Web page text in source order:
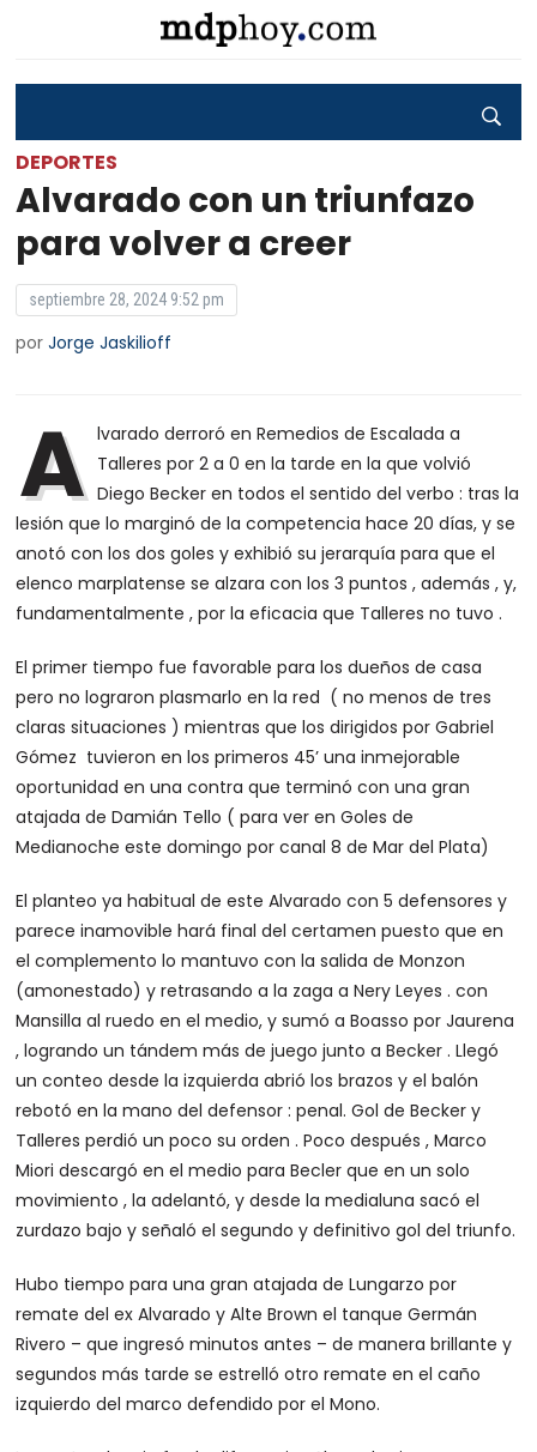
DEPORTES
Alvarado con un triunfazo
para volver a creer
septiembre 28, 2024 9:52 pm
porJorge Jaskilioff
A lvarado derroró en Remedios de Escalada a
Talleres por 2 a 0 en la tarde en la que volvió
Diego Becker en todos el sentido del verbo : tras la
lesión que lo marginó de la competencia hace 20 días, y se
anotó con los dos goles y exhibió su jerarquía para que el
elenco marplatense se alzara con los 3 puntos , además , y,
fundamentalmente , por la eficacia que Talleres no tuvo .
El primer tiempo fue favorable para los dueños de casa
pero no lograron plasmarlo en la red ( no menos de tres
claras situaciones ) mientras que los dirigidos por Gabriel
Gómez tuvieron en los primeros 45’ una inmejorable
oportunidad en una contra que terminó con una gran
atajada de Damián Tello ( para ver en Goles de
Medianoche este domingo por canal 8 de Mar del Plata)
El planteo ya habitual de este Alvarado con 5 defensores y
parece inamovible hará final del certamen puesto que en
el complemento lo mantuvo con la salida de Monzon
(amonestado) y retrasando a la zaga a Nery Leyes . con
Mansilla al ruedo en el medio, y sumó a Boasso por Jaurena
, logrando un tándem más de juego junto a Becker . Llegó
un conteo desde la izquierda abrió los brazos y el balón
rebotó en la mano del defensor : penal. Gol de Becker y
Talleres perdió un poco su orden . Poco después , Marco
Miori descargó en el medio para Becler que en un solo
movimiento , la adelantó, y desde la medialuna sacó el
zurdazo bajo y señaló el segundo y definitivo gol del triunfo.
Hubo tiempo para una gran atajada de Lungarzo por
remate del ex Alvarado y Alte Brown el tanque Germán
Rivero – que ingresó minutos antes – de manera brillante y
segundos más tarde se estrelló otro remate en el caño
izquierdo del marco defendido por el Mono.